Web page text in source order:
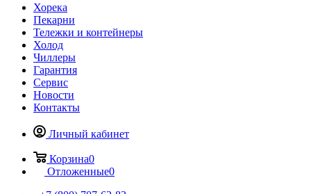
Хорека
Пекарни
Тележки и контейнеры
Холод
Чиллеры
Гарантия
Сервис
Новости
Контакты
Личный кабинет
Корзина0
Отложенные0